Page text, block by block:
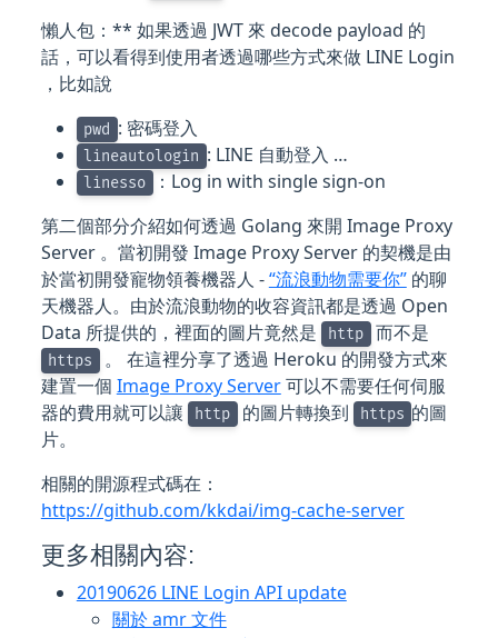
懶人包：** 如果透過 JWT 來 decode payload 的
話，可以看得到使用者透過哪些方式來做 LINE Login
，比如說
pwd : 密碼登入
lineautologin : LINE 自動登入 …
linesso ：Log in with single sign-on
第二個部分介紹如何透過 Golang 來開 Image Proxy
Server 。當初開發 Image Proxy Server 的契機是由
於當初開發寵物領養機器人 -“流浪動物需要你”的聊
天機器人。由於流浪動物的收容資訊都是透過 Open
Data 所提供的，裡面的圖片竟然是
http 而不是
https 。 在這裡分享了透過 Heroku 的開發方式來
建置一個 Image Proxy Server可以不需要任何伺服
器的費用就可以讓
http 的圖片轉換到 https 的圖
片。
相關的開源程式碼在：
https://github.com/kkdai/img-cache-server
更多相關內容:
20190626 LINE Login API update
關於 amr 文件